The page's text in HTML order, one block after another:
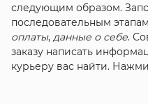
следующим образом.
последовательным
оплаты, данные о себе.
заказу написать
курьеру вас найти.